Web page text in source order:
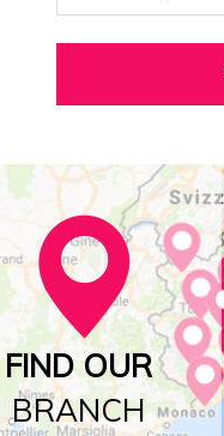
FIND OUR
BRANCH